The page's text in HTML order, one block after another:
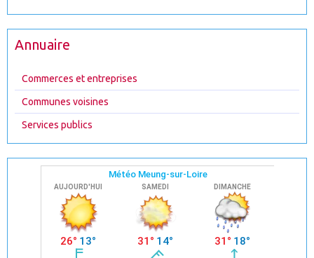
Annuaire
Commerces et entreprises
Communes voisines
Services publics